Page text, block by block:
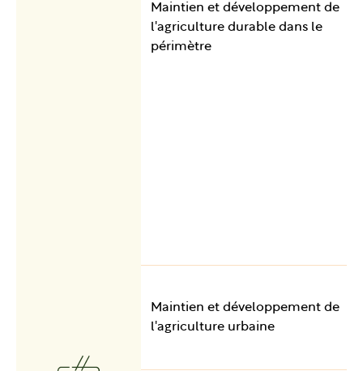
Maintien et développement de
l'agriculture durable dans le
périmètre
Maintien et développement de
l'agriculture urbaine